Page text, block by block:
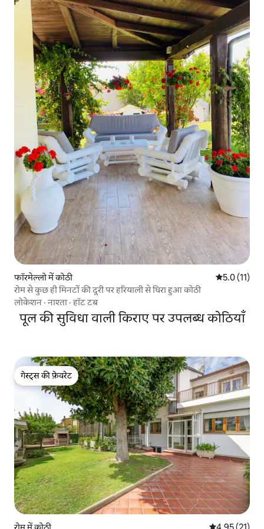
फॉरमेल्लो में कोठी औसत रेटिंग 5
5.0 (11)
रोम से कुछ ही मिनटों की दूरी पर हरियाली से घिरा हुआ कोठी
लोकेशन ·नाश्ता ·हॉट टब
पूल की सुविधा वाली किराए पर उपलब्ध कोठियाँ
गेस्ट्स की फ़ेवरेट
गेस्ट्स की फ़ेवरेट